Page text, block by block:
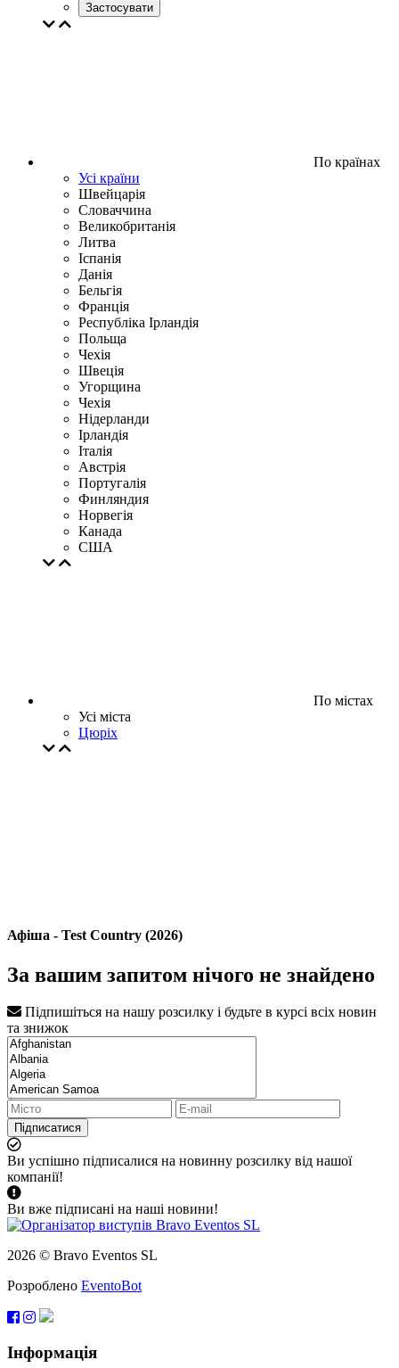
Застосувати
По країнах
Усі країни
Швейцарія
Словаччина
Великобританія
Литва
Іспанія
Данія
Бельгія
Франція
Республіка Ірландія
Польща
Чехія
Швецiя
Угорщина
Чехія
Нідерланди
Iрландія
Iталiя
Австрія
Португалія
Финляндия
Норвегія
Канада
США
По містах
Усі міста
Цюрiх
Афіша - Test Country (2026)
За вашим запитом нічого не знайдено
Підпишіться на нашу розсилку і будьте в курсі всіх новин
та знижок
Підписатися
Ви успішно підписалися на новинну розсилку від нашої
компанії!
Ви вже підписані на наші новини!
2026 © Bravo Eventos SL
Розроблено EventoBot
Інформація